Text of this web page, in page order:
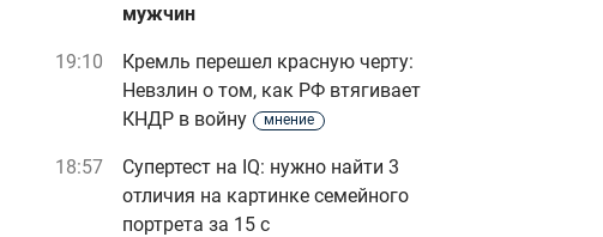
мужчин
19:10
Кремль перешел красную черту:
Невзлин о том, как РФ втягивает
КНДР в войну
мнение
18:57
Супертест на IQ: нужно найти 3
отличия на картинке семейного
портрета за 15 с